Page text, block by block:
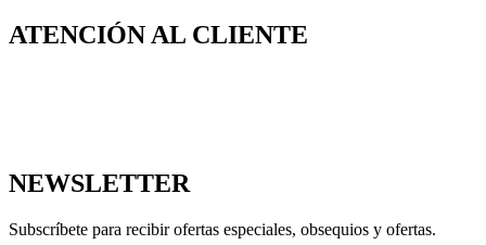
ATENCIÓN AL CLIENTE
NEWSLETTER
Subscríbete para recibir ofertas especiales, obsequios y ofertas.